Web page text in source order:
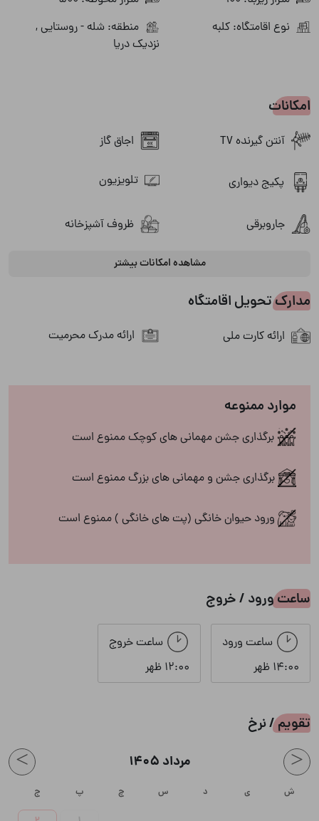
نوع اقامتگاه: کلبه
منطقه: شله - روستایی ,
نزدیک دریا
امکانات
آنتن گیرنده TV اجاق گاز
پکیج دیواری تلویزیون
جاروبرقی ظروف آشپزخانه
مبلمان
منقل
سرویس بهداشتی
ایرانی فرنگی
ویو به روستا
انشعابات
آب برق
گاز
مشاهده امکانات بیشتر
مدارک تحویل اقامتگاه
ارائه کارت ملی ارائه مدرک محرمیت
موارد ممنوعه
برگذاری جشن مهمانی های کوچک ممنوع است
برگذاری جشن و مهمانی های بزرگ ممنوع است
ورود حیوان خانگی (پت های خانگی ) ممنوع است
ساعت ورود / خروج
ساعت ورود
14:00 ظهر
ساعت خروج
12:00 ظهر
تقویم / نرخ
< مرداد 1405 >
ش ی د س چ پ ج